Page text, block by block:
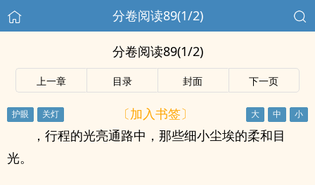
分卷阅读89(1/2)
分卷阅读89(1/2)
上一章 目录 封面 下一页
〔加入书签〕
，行程的光亮通路中，那些细小尘埃的柔和目
光。